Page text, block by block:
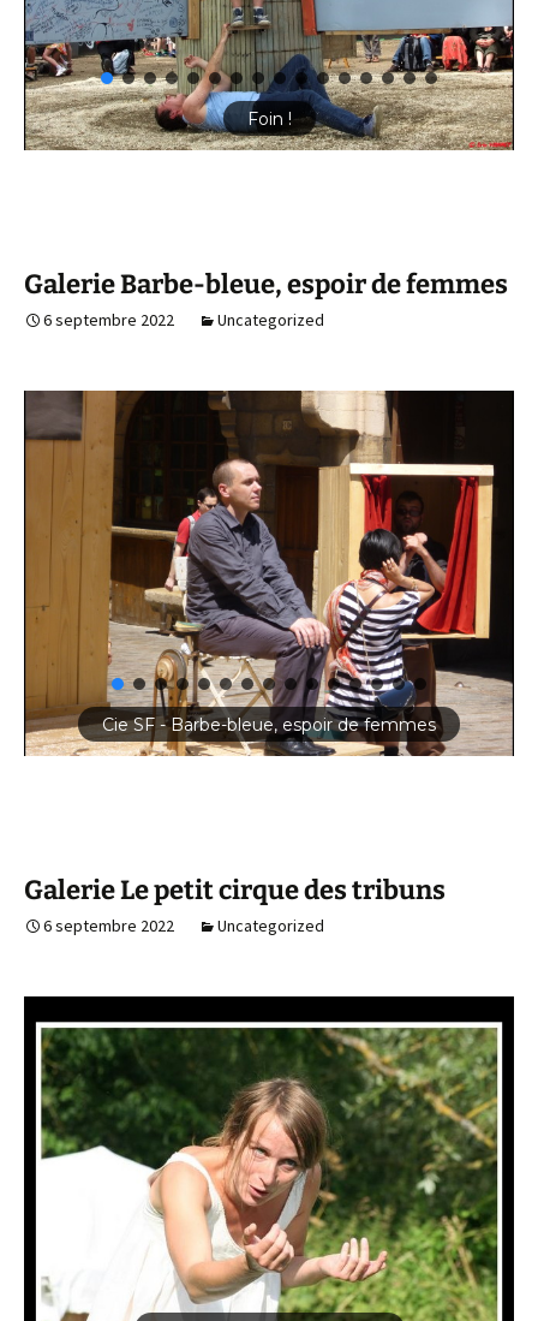
Foin !
Galerie Barbe-bleue, espoir de femmes
6 septembre 2022 Uncategorized
Cie SF - Barbe-bleue, espoir de femmes
Galerie Le petit cirque des tribuns
6 septembre 2022 Uncategorized